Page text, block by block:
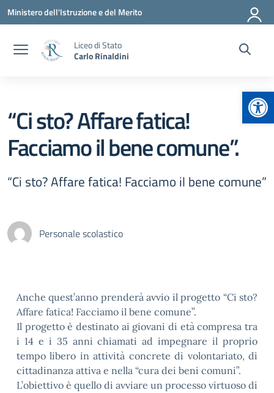
Vai ai contenuti
Vai al menu di navigazione
Vai al footer
Ministero dell'Istruzione e del Merito
Liceo di Stato
Carlo Rinaldini
“Ci sto? Affare fatica!
Facciamo il bene comune”.
“Ci sto? Affare fatica! Facciamo il bene comune”
Personale scolastico
Anche quest’anno prenderà avvio il progetto “Ci sto?
Affare fatica! Facciamo il bene comune”.
Il progetto è destinato ai giovani di età compresa tra
i 14 e i 35 anni chiamati ad impegnare il proprio
tempo libero in attività concrete di volontariato, di
cittadinanza attiva e nella “cura dei beni comuni”.
L’obiettivo è quello di avviare un processo virtuoso di